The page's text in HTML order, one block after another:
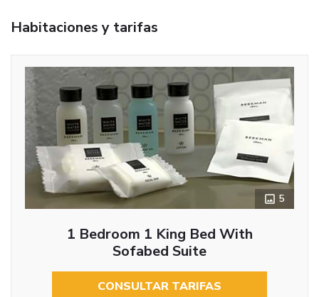
Habitaciones y tarifas
5
1 Bedroom 1 King Bed With
Sofabed Suite
CONSULTAR TARIFAS